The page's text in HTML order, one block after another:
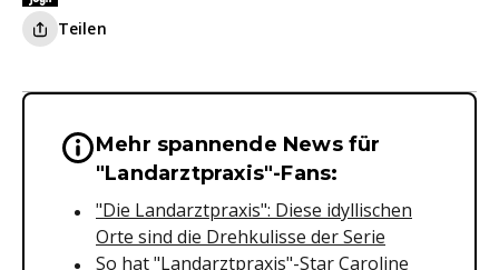
Teilen
Wichtige Hinweise &
Mehr spannende News für
"Landarztpraxis"-Fans:
"Die Landarztpraxis": Diese idyllischen
Orte sind die Drehkulisse der Serie
So hat "Landarztpraxis"-Star Caroline